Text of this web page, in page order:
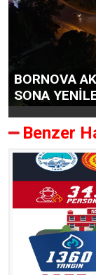
BORNOVA
SONA
Benzer